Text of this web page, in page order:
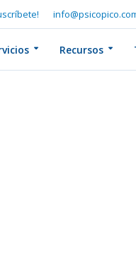
Recursos